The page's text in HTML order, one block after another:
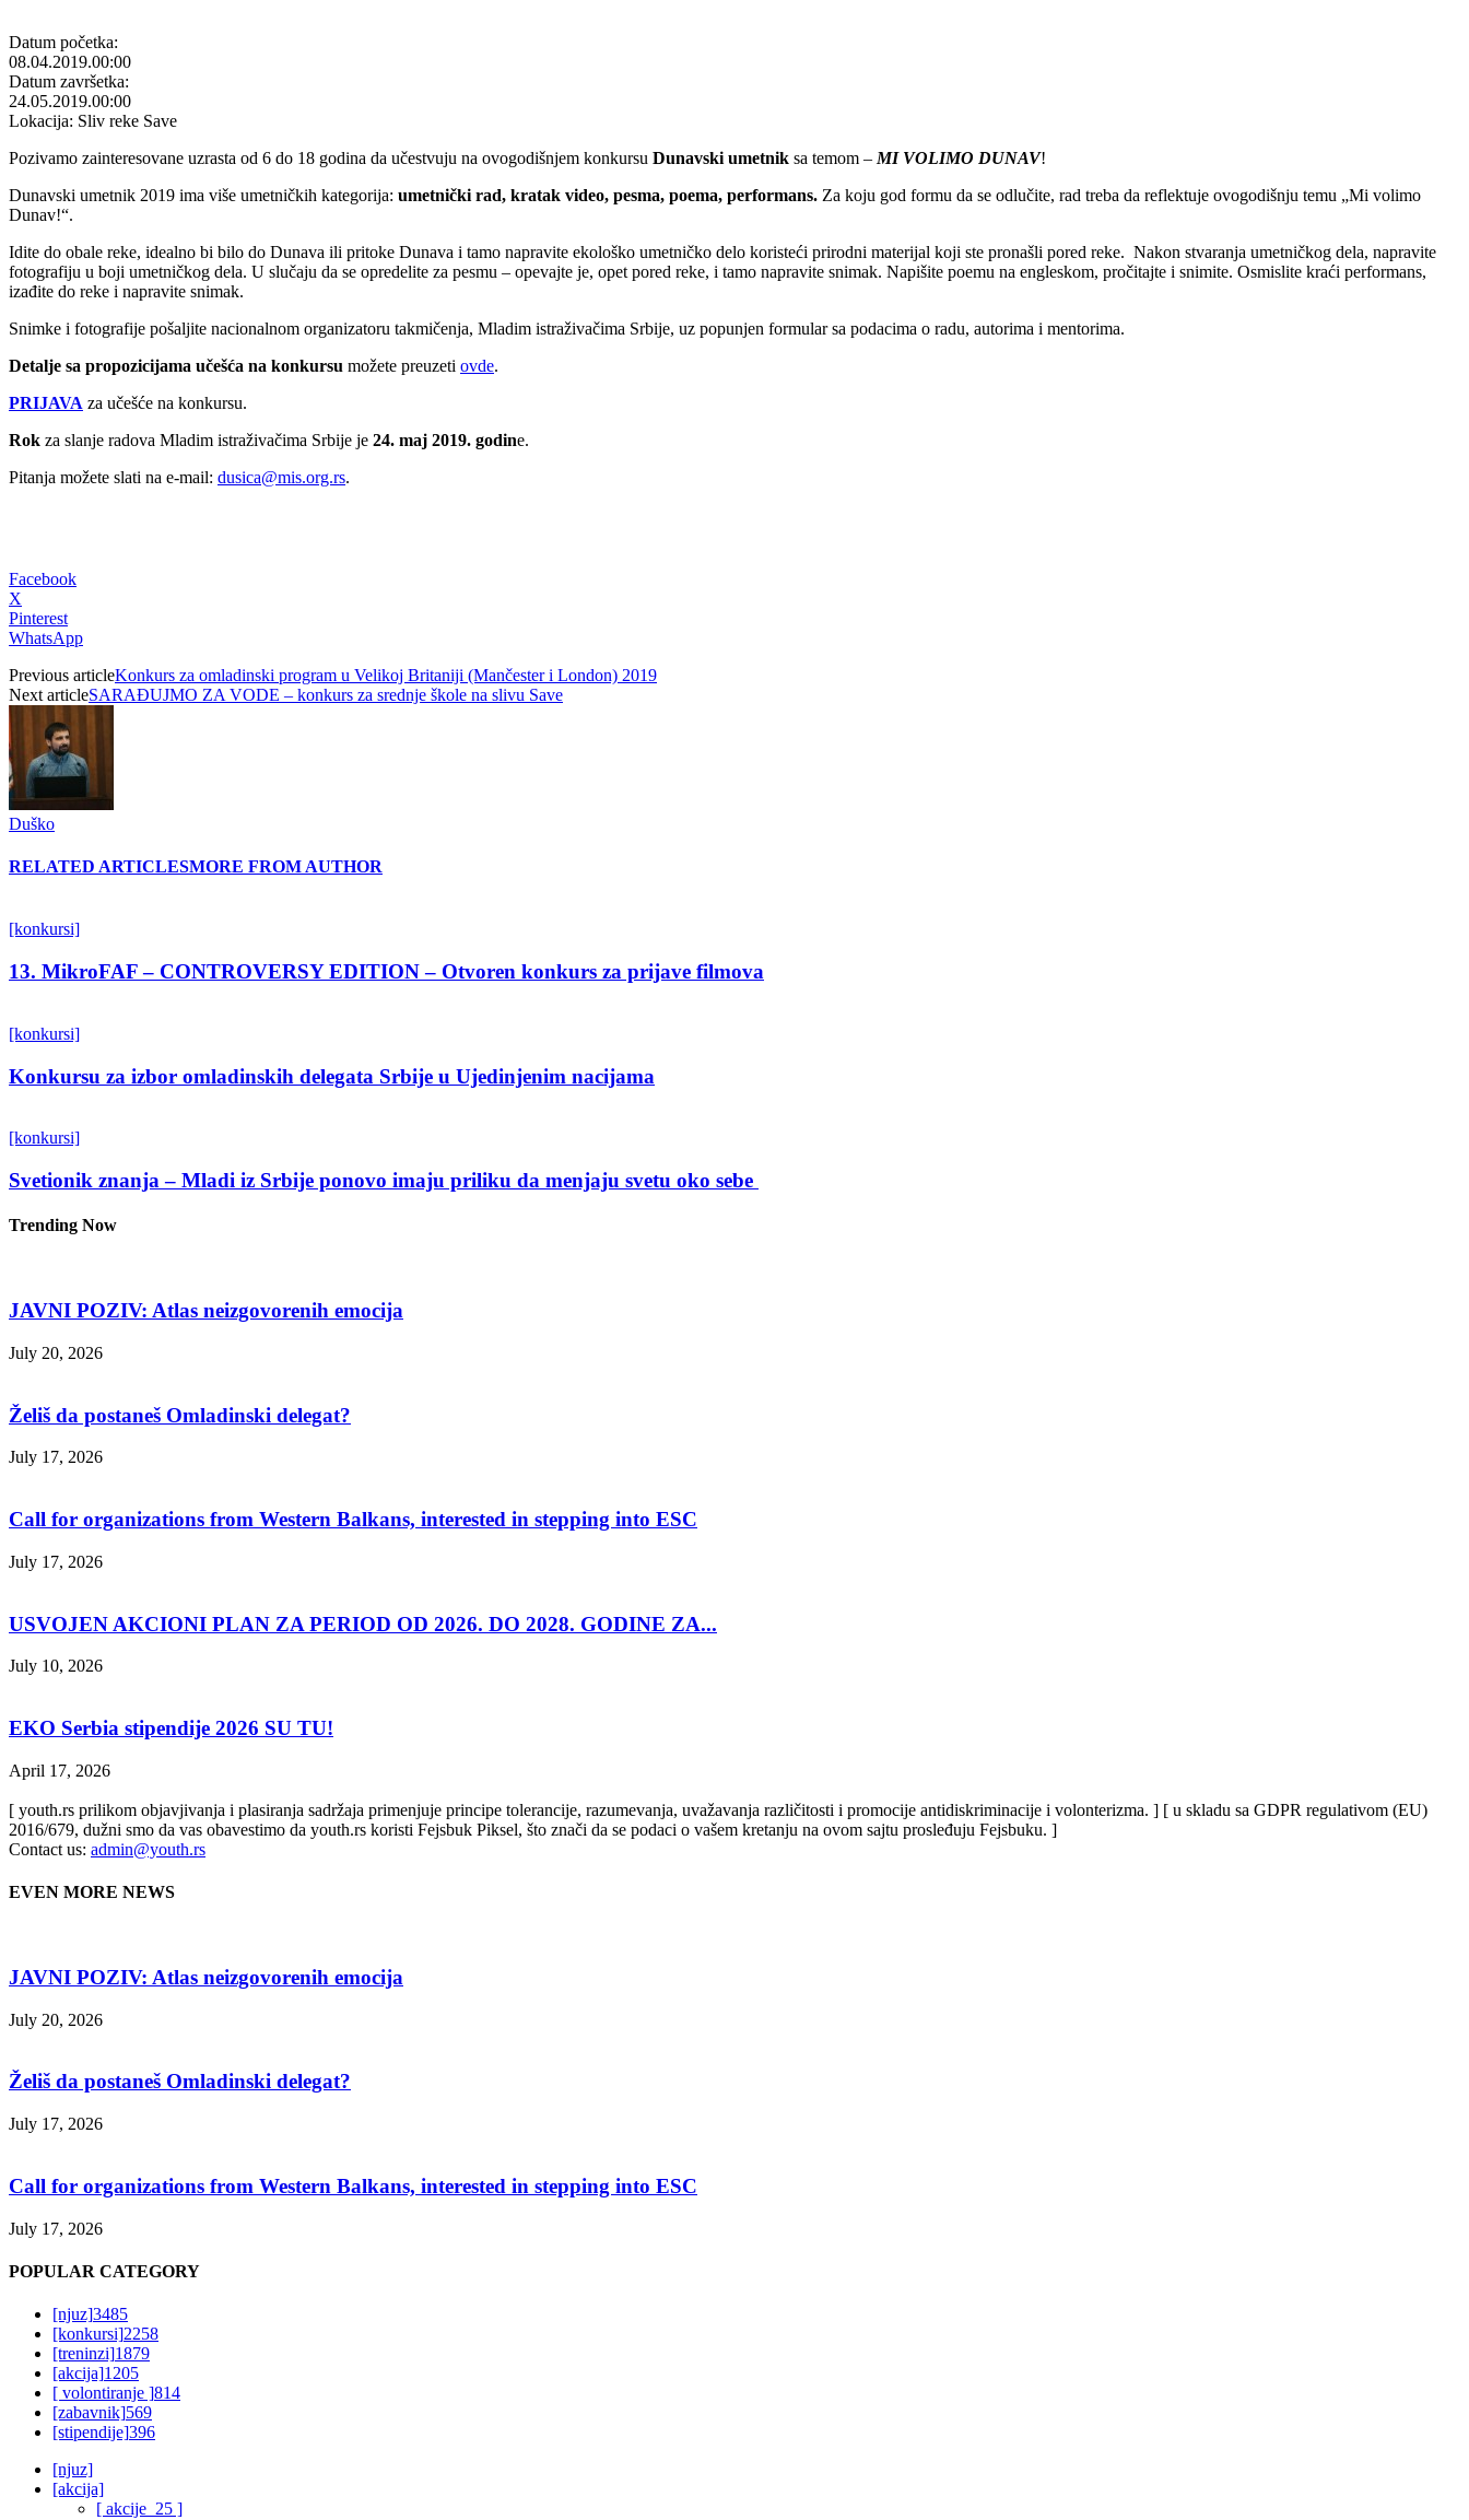
Datum početka:
08.04.2019.00:00
Datum završetka:
24.05.2019.00:00
Lokacija: Sliv reke Save
Pozivamo zainteresovane uzrasta od 6 do 18 godina da učestvuju na ovogodišnjem konkursu Dunavski umetnik sa temom – MI VOLIMO DUNAV!
Dunavski umetnik 2019 ima više umetničkih kategorija: umetnički rad, kratak video, pesma, poema, performans. Za koju god formu da se odlučite, rad treba da reflektuje ovogodišnju temu „Mi volimo
Dunav!“.
Idite do obale reke, idealno bi bilo do Dunava ili pritoke Dunava i tamo napravite ekološko umetničko delo koristeći prirodni materijal koji ste pronašli pored reke. Nakon stvaranja umetničkog dela, napravite
fotografiju u boji umetničkog dela. U slučaju da se opredelite za pesmu – opevajte je, opet pored reke, i tamo napravite snimak. Napišite poemu na engleskom, pročitajte i snimite. Osmislite kraći performans,
izađite do reke i napravite snimak.
Snimke i fotografije pošaljite nacionalnom organizatoru takmičenja, Mladim istraživačima Srbije, uz popunjen formular sa podacima o radu, autorima i mentorima.
Detalje sa propozicijama učešća na konkursu možete preuzeti ovde.
PRIJAVA za učešće na konkursu.
Rok za slanje radova Mladim istraživačima Srbije je 24. maj 2019. godine.
Pitanja možete slati na e-mail: dusica@mis.org.rs.
Facebook
X
Pinterest
WhatsApp
Previous articleKonkurs za omladinski program u Velikoj Britaniji (Mančester i London) 2019
Next articleSARAĐUJMO ZA VODE – konkurs za srednje škole na slivu Save
Duško
RELATED ARTICLESMORE FROM AUTHOR
[konkursi]
13. MikroFAF – CONTROVERSY EDITION – Otvoren konkurs za prijave filmova
[konkursi]
Konkursu za izbor omladinskih delegata Srbije u Ujedinjenim nacijama
[konkursi]
Svetionik znanja – Mladi iz Srbije ponovo imaju priliku da menjaju svetu oko sebe
Trending Now
JAVNI POZIV: Atlas neizgovorenih emocija
July 20, 2026
Želiš da postaneš Omladinski delegat?
July 17, 2026
Call for organizations from Western Balkans, interested in stepping into ESC
July 17, 2026
USVOJEN AKCIONI PLAN ZA PERIOD OD 2026. DO 2028. GODINE ZA...
July 10, 2026
EKO Serbia stipendije 2026 SU TU!
April 17, 2026
[ youth.rs prilikom objavjivanja i plasiranja sadržaja primenjuje principe tolerancije, razumevanja, uvažavanja različitosti i promocije antidiskriminacije i volonterizma. ] [ u skladu sa GDPR regulativom (EU)
2016/679, dužni smo da vas obavestimo da youth.rs koristi Fejsbuk Piksel, što znači da se podaci o vašem kretanju na ovom sajtu prosleđuju Fejsbuku. ]
Contact us: admin@youth.rs
EVEN MORE NEWS
JAVNI POZIV: Atlas neizgovorenih emocija
July 20, 2026
Želiš da postaneš Omladinski delegat?
July 17, 2026
Call for organizations from Western Balkans, interested in stepping into ESC
July 17, 2026
POPULAR CATEGORY
[njuz]3485
[konkursi]2258
[treninzi]1879
[akcija]1205
[ volontiranje ]814
[zabavnik]569
[stipendije]396
[njuz]
[akcija]
[ akcije_25 ]